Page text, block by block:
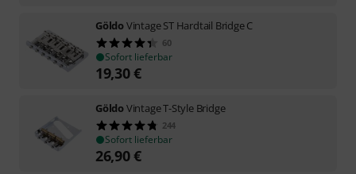
GöldoVintage ST Hardtail Bridge C
60
Sofort lieferbar
19,30€
GöldoVintage T-Style Bridge
244
Sofort lieferbar
26,90€